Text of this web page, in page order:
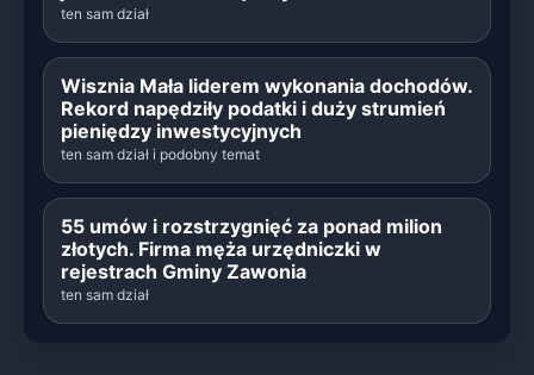
ten sam dział
Wisznia Mała liderem wykonania dochodów.
Rekord napędziły podatki i duży strumień
pieniędzy inwestycyjnych
ten sam dział i podobny temat
55 umów i rozstrzygnięć za ponad milion
złotych. Firma męża urzędniczki w
rejestrach Gminy Zawonia
ten sam dział